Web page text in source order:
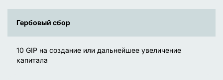
Гербовый сбор
10 GIP на создание или дальнейшее увеличение
капитала